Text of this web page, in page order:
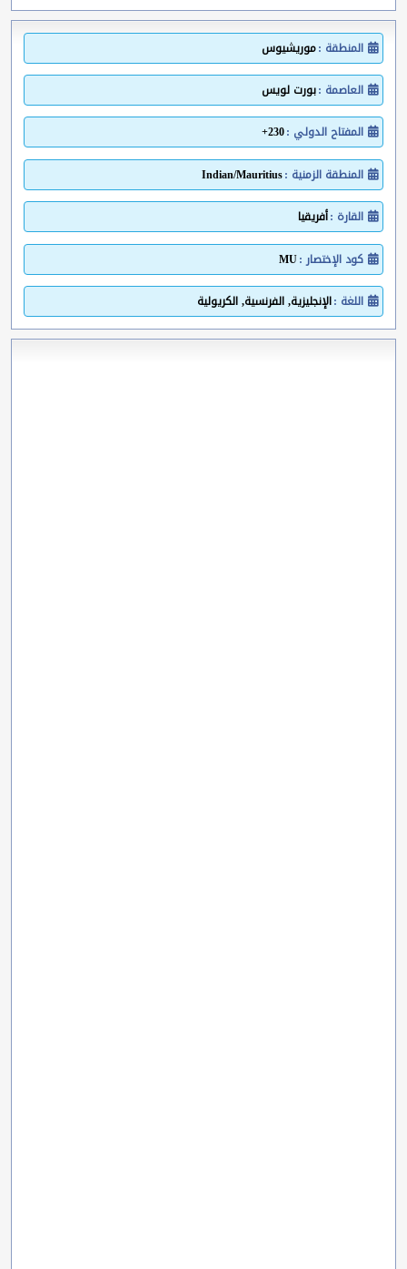
المنطقة :موريشيوس
العاصمة :بورت لويس
المفتاح الدولي :230+
المنطقة الزمنية :Indian/Mauritius
القارة :أفريقيا
كود الإختصار :MU
اللغة :الإنجليزية, الفرنسية, الكريولية